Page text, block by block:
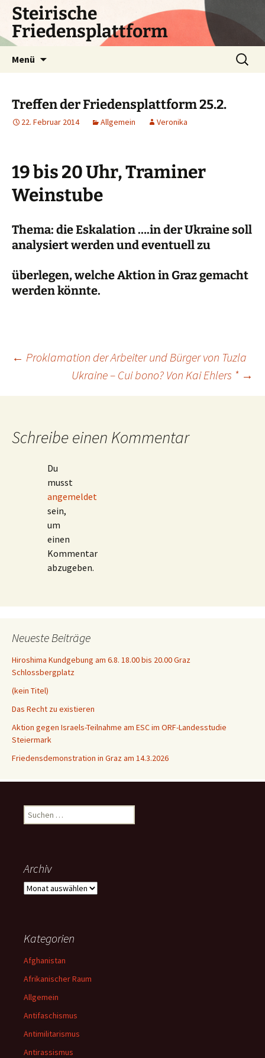
Zum
Inhalt
springen
Steirische
Friedensplattform
Menü
Suchen
nach:
Treffen der Friedensplattform 25.2.
22. Februar 2014 Allgemein Veronika
19 bis 20 Uhr, Traminer
Weinstube
Thema: die Eskalation ….in der Ukrainesoll
analysiert werden und eventuell zu
überlegen, welche Aktion in Graz gemacht
werden könnte.
Beitragsnavigation
← Proklamation der Arbeiter und Bürger von Tuzla
Ukraine – Cui bono? Von Kai Ehlers * →
Schreibe einen Kommentar
Du
musst
angemeldet
sein,
um
einen
Kommentar
abzugeben.
Neueste Beiträge
Hiroshima Kundgebung am 6.8. 18.00 bis 20.00 Graz
Schlossbergplatz
(kein Titel)
Das Recht zu existieren
Aktion gegen Israels-Teilnahme am ESC im ORF-Landesstudie
Steiermark
Friedensdemonstration in Graz am 14.3.2026
Suchen
nach:
Archiv
Archiv
Kategorien
Afghanistan
Afrikanischer Raum
Allgemein
Antifaschismus
Antimilitarismus
Antirassismus